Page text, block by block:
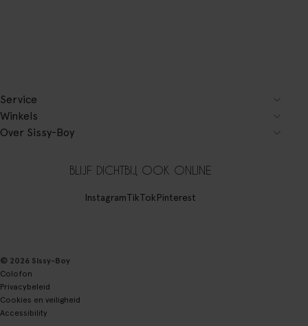
Service
Winkels
Over Sissy-Boy
BLIJF DICHTBIJ, OOK ONLINE
InstagramTikTokPinterest
© 2026 Sissy-Boy
Colofon
Privacybeleid
Cookies en veiligheid
Accessibility